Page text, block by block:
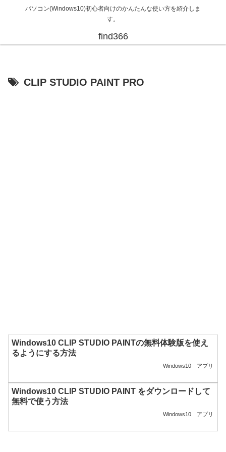
パソコン(Windows10)初心者向けのかんたんな使い方を紹介しま
す。
find366
CLIP STUDIO PAINT PRO
Windows10 CLIP STUDIO PAINTの無料体験版を使え
るようにする方法
Windows10 アプリ
Windows10 CLIP STUDIO PAINT をダウンロードして
無料で使う方法
Windows10 アプリ